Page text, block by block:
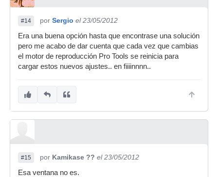
#14 por Sergio el 23/05/2012
Era una buena opción hasta que encontrase una solución
pero me acabo de dar cuenta que cada vez que cambias
el motor de reproducción Pro Tools se reinicia para
cargar estos nuevos ajustes.. en fiiiinnnn..
#15 por Kamikase ?? el 23/05/2012
Esa ventana no es.